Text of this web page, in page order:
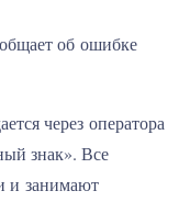
об ошибке
через оператора
знак». Все
и занимают